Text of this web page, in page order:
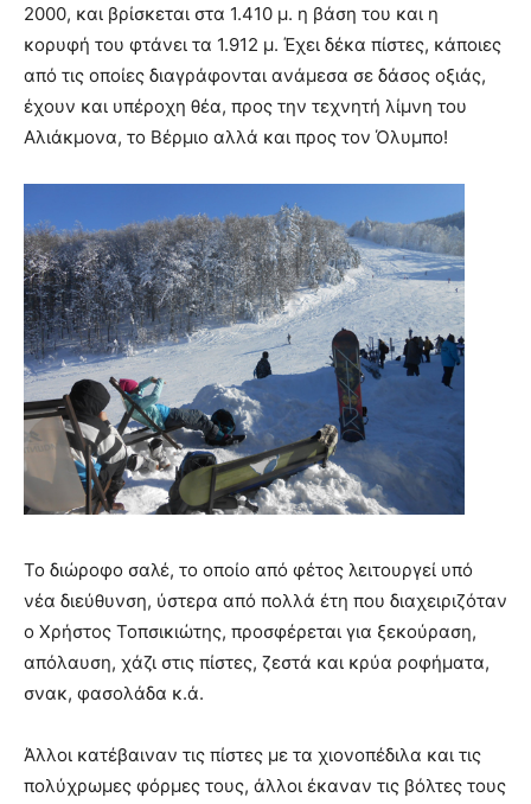
2000, και βρίσκεται στα 1.410 μ. η βάση του και η
κορυφή του φτάνει τα 1.912 μ. Έχει δέκα πίστες, κάποιες
από τις οποίες διαγράφονται ανάμεσα σε δάσος οξιάς,
έχουν και υπέροχη θέα, προς την τεχνητή λίμνη του
Αλιάκμονα, το Βέρμιο αλλά και προς τον Όλυμπο!
Το διώροφο σαλέ, το οποίο από φέτος λειτουργεί υπό
νέα διεύθυνση, ύστερα από πολλά έτη που διαχειριζόταν
ο Χρήστος Τοπσικιώτης, προσφέρεται για ξεκούραση,
απόλαυση, χάζι στις πίστες, ζεστά και κρύα ροφήματα,
σνακ, φασολάδα κ.ά.
Άλλοι κατέβαιναν τις πίστες με τα χιονοπέδιλα και τις
πολύχρωμες φόρμες τους, άλλοι έκαναν τις βόλτες τους